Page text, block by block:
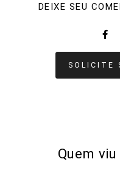
DEIXE SEU
SOLICITE
Quem